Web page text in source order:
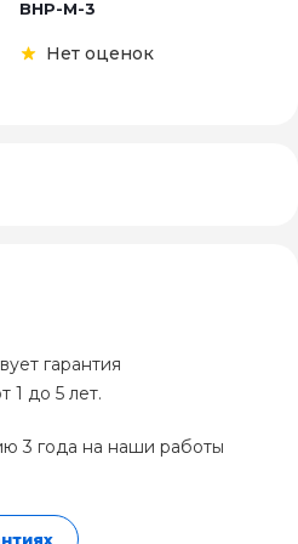
BHP-M-3
Нет оценок
гарантия
1 до 5 лет.
3 года на наши работы